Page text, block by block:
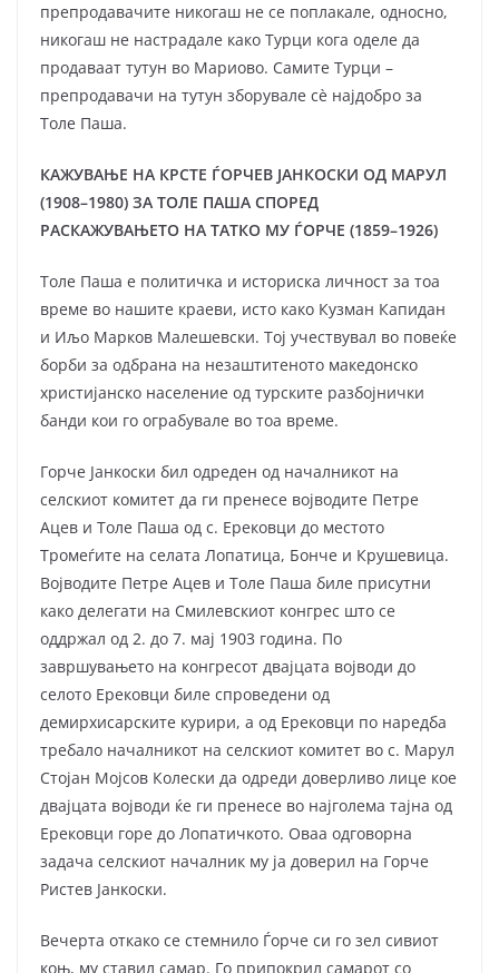
препродавачите никогаш не се поплакале, односно,
никогаш не настрадале како Турци кога оделе да
продаваат тутун во Мариово. Самите Турци –
препродавачи на тутун зборувале сè најдобро за
Толе Паша.
КАЖУВАЊЕ НА КРСТЕ ЃОРЧЕВ ЈАНКОСКИ ОД МАРУЛ
(1908–1980) ЗА ТОЛЕ ПАША СПОРЕД
РАСКАЖУВАЊЕТО НА ТАТКО МУ ЃОРЧЕ (1859–1926)
Толе Паша е политичка и историска личност за тоа
време во нашите краеви, исто како Кузман Капидан
и Иљо Марков Малешевски. Тој учествувал во повеќе
борби за одбрана на незаштитеното македонско
христијанско население од турските разбојнички
банди кои го ограбувале во тоа време.
Горче Јанкоски бил одреден од началникот на
селскиот комитет да ги пренесе војводите Петре
Ацев и Толе Паша од с. Ерековци до местото
Тромеѓите на селата Лопатица, Бонче и Крушевица.
Војводите Петре Ацев и Толе Паша биле присутни
како делегати на Смилевскиот конгрес што се
оддржал од 2. до 7. мај 1903 година. По
завршувањето на конгресот двајцата војводи до
селото Ерековци биле спроведени од
демирхисарските курири, а од Ерековци по наредба
требало началникот на селскиот комитет во с. Марул
Стојан Мојсов Колески да одреди доверливо лице кое
двајцата војводи ќе ги пренесе во најголема тајна од
Ерековци горе до Лопатичкото. Оваа одговорна
задача селскиот началник му ја доверил на Горче
Ристев Јанкоски.
Вечерта откако се стемнило Ѓорче си го зел сивиот
коњ, му ставил самар. Го припокрил самарот со